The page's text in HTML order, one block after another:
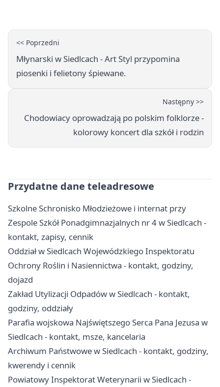
<< Poprzedni
Młynarski w Siedlcach - Art Styl przypomina
piosenki i felietony śpiewane.
Następny >>
Chodowiacy oprowadzają po polskim folklorze -
kolorowy koncert dla szkół i rodzin
Przydatne dane teleadresowe
Szkolne Schronisko Młodzieżowe i internat przy
Zespole Szkół Ponadgimnazjalnych nr 4 w Siedlcach -
kontakt, zapisy, cennik
Oddział w Siedlcach Wojewódzkiego Inspektoratu
Ochrony Roślin i Nasiennictwa - kontakt, godziny,
dojazd
Zakład Utylizacji Odpadów w Siedlcach - kontakt,
godziny, oddziały
Parafia wojskowa Najświętszego Serca Pana Jezusa w
Siedlcach - kontakt, msze, kancelaria
Archiwum Państwowe w Siedlcach - kontakt, godziny,
kwerendy i cennik
Powiatowy Inspektorat Weterynarii w Siedlcach -